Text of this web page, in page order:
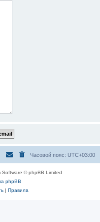
Часовой пояс: UTC+03:00
Software © phpBB Limited
phpBB
| Правила